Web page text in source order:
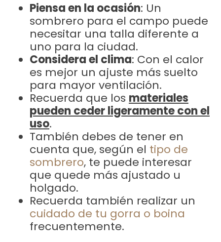
Piensa en la ocasión: Un
sombrero para el campo puede
necesitar una talla diferente a
uno para la ciudad.
Considera el clima: Con el calor
es mejor un ajuste más suelto
para mayor ventilación.
Recuerda que los materiales
pueden ceder ligeramente con el
uso.
También debes de tener en
cuenta que, según el tipo de
sombrero, te puede interesar
que quede más ajustado u
holgado.
Recuerda también realizar un
cuidado de tu gorra o boina
frecuentemente.